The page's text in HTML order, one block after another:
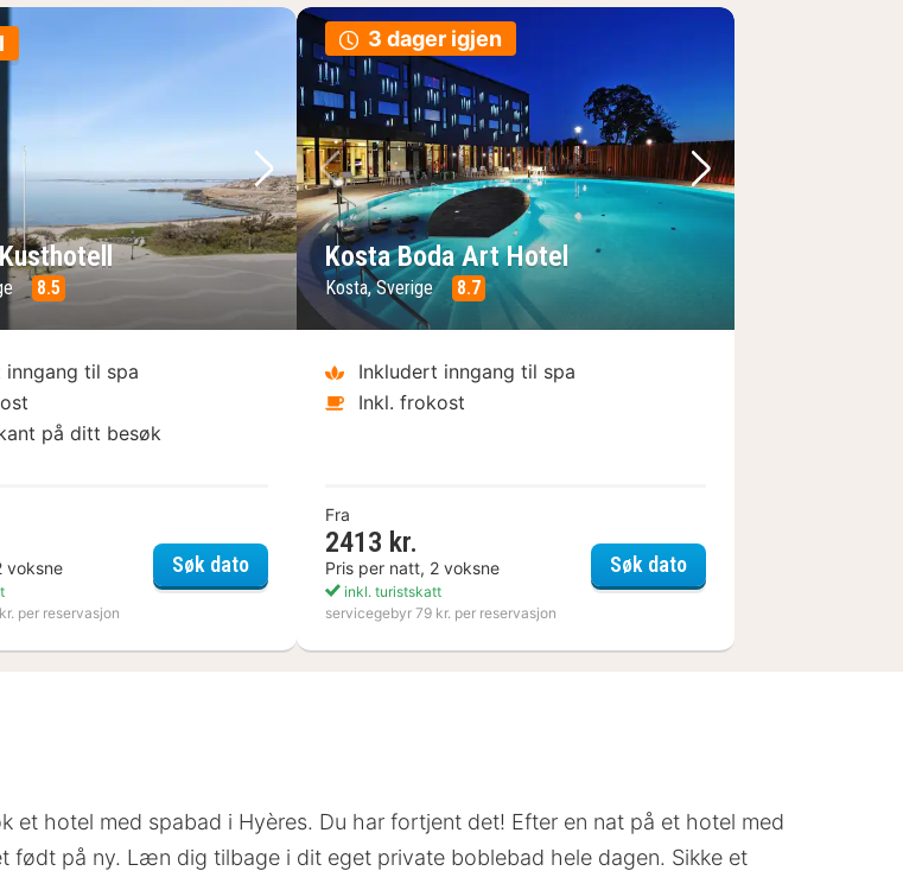
Neste bilde
8.5
inngang til spa
på ditt besøk
voksne
per reservasjon
Søk datoVarbergs Kusthotell
3 dager igjen
Forrige bilde
Neste bilde
Kosta Boda Art Hotel
Kosta, Sverige 8.7
Inkludert inngang til spa
Inkl. frokost
Fra
2413 kr.
Pris per natt, 2 voksne
inkl. turistskatt
servicegebyr 79 kr. per reservasjon
Søk datoKosta Boda Art Hotel
et hotel med spabad i Hyères. Du har fortjent det! Efter en nat på et hotel med
født på ny. Læn dig tilbage i dit eget private boblebad hele dagen. Sikke et